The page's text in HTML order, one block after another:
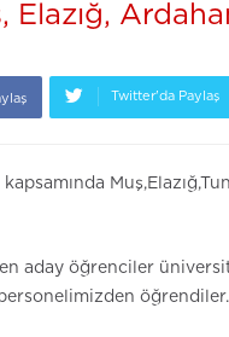
Twitter'da Paylaş
aday öğrenciler
öğrendiler.